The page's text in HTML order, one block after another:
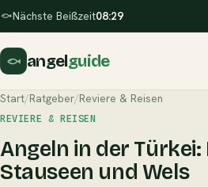
Nächste Beißzeit08:29
angelguide
Start/Ratgeber/Reviere & Reisen
REVIERE & REISEN
Angeln in der
Stauseen und Wels